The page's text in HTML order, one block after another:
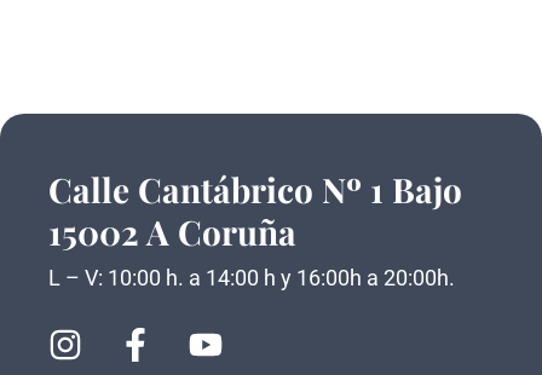
Calle Cantábrico Nº 1 Bajo
15002 A Coruña
L – V: 10:00 h. a 14:00 h y 16:00h a 20:00h.